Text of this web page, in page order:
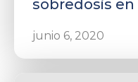
sobredosis en
junio 6, 2020